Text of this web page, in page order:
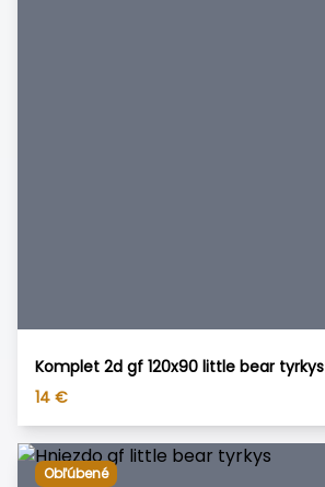
Komplet 2d gf 120x90 little bear tyrkys
14 €
Obľúbené